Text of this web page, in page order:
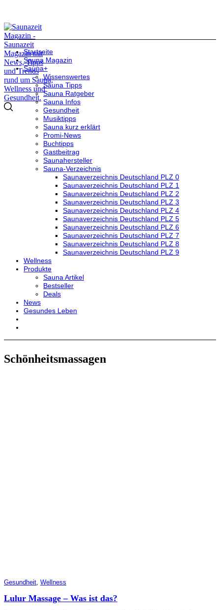
Startseite
Sauna Magazin
Sauna+
Wissenswertes
Sauna Tipps
Sauna Ratgeber
Sauna Infos
Gesundheit
Musiktipps
Sauna kurz erklärt
Promi-News
Buchtipps
Gastbeitrag
Saunahersteller
Sauna-Verzeichnis
Saunaverzeichnis Deutschland PLZ 0
Saunaverzeichnis Deutschland PLZ 1
Saunaverzeichnis Deutschland PLZ 2
Saunaverzeichnis Deutschland PLZ 3
Saunaverzeichnis Deutschland PLZ 4
Saunaverzeichnis Deutschland PLZ 5
Saunaverzeichnis Deutschland PLZ 6
Saunaverzeichnis Deutschland PLZ 7
Saunaverzeichnis Deutschland PLZ 8
Saunaverzeichnis Deutschland PLZ 9
Wellness
Produkte
Sauna Artikel
Bestseller
Deals
News
Gesundes Leben
Schönheitsmassagen
Gesundheit, Wellness
Lulur Massage – Was ist das?